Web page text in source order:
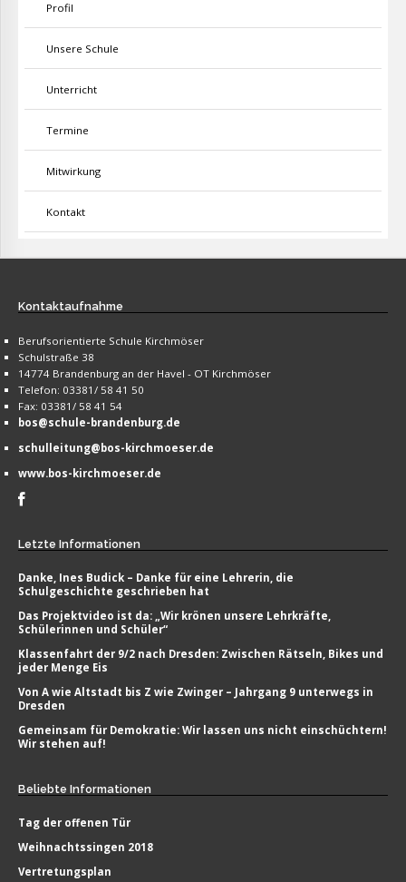
Profil
Unsere Schule
Unterricht
Termine
Mitwirkung
Kontakt
Kontaktaufnahme
Berufsorientierte Schule Kirchmöser
Schulstraße 38
14774 Brandenburg an der Havel - OT Kirchmöser
Telefon: 03381/ 58 41 50
Fax: 03381/ 58 41 54
bos@schule-brandenburg.de
schulleitung@bos-kirchmoeser.de
www.bos-kirchmoeser.de
Letzte Informationen
Danke, Ines Budick – Danke für eine Lehrerin, die
Schulgeschichte geschrieben hat
Das Projektvideo ist da: „Wir krönen unsere Lehrkräfte,
Schülerinnen und Schüler“
Klassenfahrt der 9/2 nach Dresden: Zwischen Rätseln, Bikes und
jeder Menge Eis
Von A wie Altstadt bis Z wie Zwinger – Jahrgang 9 unterwegs in
Dresden
Gemeinsam für Demokratie: Wir lassen uns nicht einschüchtern!
Wir stehen auf!
Beliebte Informationen
Tag der offenen Tür
Weihnachtssingen 2018
Vertretungsplan